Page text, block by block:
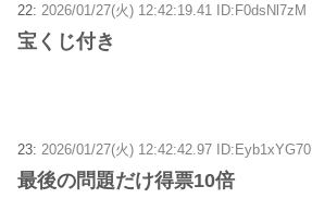
22: 2026/01/27(火) 12:42:19.41 ID:F0dsNl7zM
宝くじ付き
23: 2026/01/27(火) 12:42:42.97 ID:Eyb1xYG70
最後の問題だけ得票10倍